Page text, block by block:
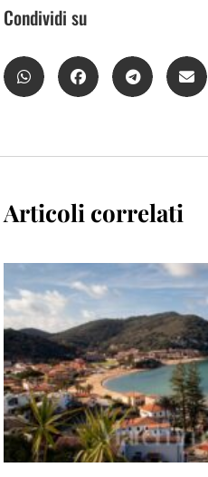
Condividi su
Articoli correlati